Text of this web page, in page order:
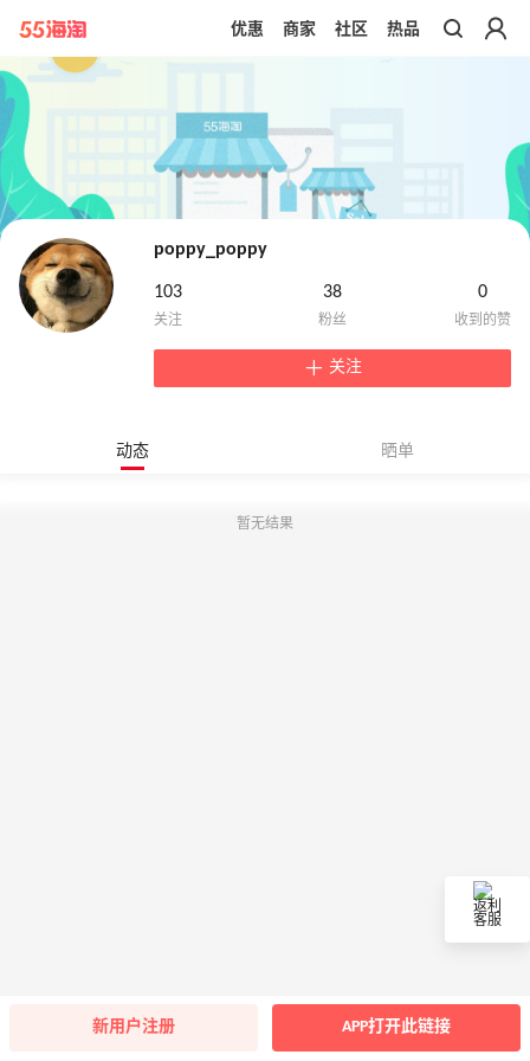
带你去官网买正品
优惠 商家 社区 热品
poppy_poppy
103 38 0
关注
动态 晒单
暂无结果
返利
客服
新用户注册 APP打开此链接